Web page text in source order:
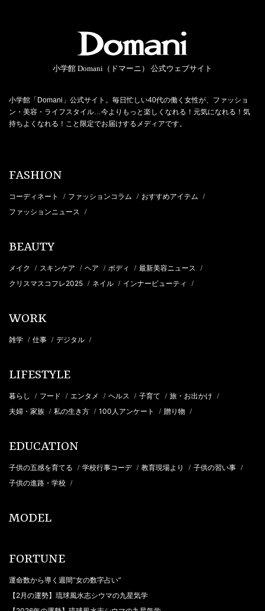
小学館 Domani（ドマーニ） 公式ウェブサイト
小学館「Domani」公式サイト。毎日忙しい40代の働く女性が、ファッショ
ン・美容・ライフスタイル…今よりもっと楽しくなれる！元気になれる！気
持ちよくなれる！こと限定でお届けするメディアです。
FASHION
コーディネート / ファッションコラム / おすすめアイテム /
ファッションニュース /
BEAUTY
メイク / スキンケア / ヘア / ボディ / 最新美容ニュース /
クリスマスコフレ2025 / ネイル / インナービューティ /
WORK
雑学 / 仕事 / デジタル /
LIFESTYLE
暮らし / フード / エンタメ / ヘルス / 子育て / 旅・お出かけ /
夫婦・家族 / 私の生き方 / 100人アンケート / 贈り物 /
EDUCATION
子供の五感を育てる / 学校行事コーデ / 教育現場より / 子供の習い事 /
子供の進路・学校 /
MODEL
FORTUNE
運命数から導く週間“女の数字占い”
【2月の運勢】琉球風水志シウマの九星気学